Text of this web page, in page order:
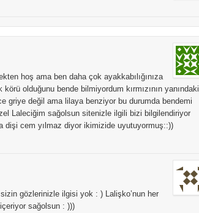
hoş ama ben daha çok ayakkabılığınıza
olduğunu bende bilmiyordum kırmızının yanındaki
griye değil ama lilaya benziyor bu durumda bendemi
Laleciğim sağolsun sitenizle ilgili bizi bilgilendiriyor
dişi cem yılmaz diyor ikimizide uyutuyormuş::))
gözlerinizle ilgisi yok : ) Lalişko’nun her
sağolsun : )))